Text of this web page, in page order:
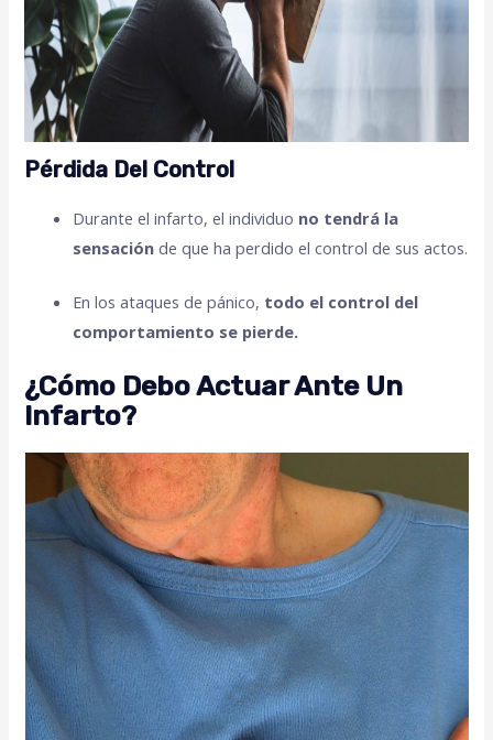
Pérdida Del Control
Durante el infarto, el individuo no tendrá la
sensaciónde que ha perdido el control de sus actos.
En los ataques de pánico, todo el control del
comportamiento se pierde.
¿Cómo Debo Actuar Ante Un
Infarto?